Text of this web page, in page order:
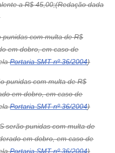
a R$ 45,00;(Redação dada
punidas com multa de R$
em dobro, em caso de
Portaria SMT nº 36/2004)
punidas com multa de R$
em dobro, em caso de
Portaria SMT nº 36/2004)
serão punidas com multa de
em dobro, em caso de
Portaria SMT nº 36/2004)